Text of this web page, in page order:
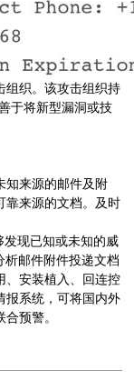
组织。该攻击组织持
于将新型漏洞或技
知来源的邮件及附
靠来源的文档。及时
发现已知或未知的威
析邮件附件投递文档
、安装植入、回连控
报系统，可将国内外
预警。